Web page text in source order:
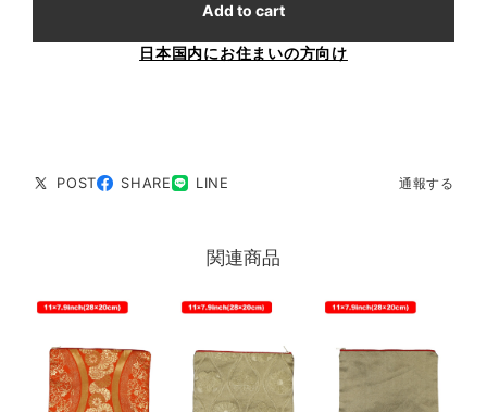
Add to cart
日本国内にお住まいの方向け
POST SHARE LINE 通報する
関連商品